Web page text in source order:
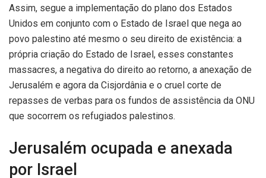
Assim, segue a implementação do plano dos Estados
Unidos em conjunto com o Estado de Israel que nega ao
povo palestino até mesmo o seu direito de existência: a
própria criação do Estado de Israel, esses constantes
massacres, a negativa do direito ao retorno, a anexação de
Jerusalém e agora da Cisjordânia e o cruel corte de
repasses de verbas para os fundos de assistência da ONU
que socorrem os refugiados palestinos.
Jerusalém ocupada e anexada
por Israel